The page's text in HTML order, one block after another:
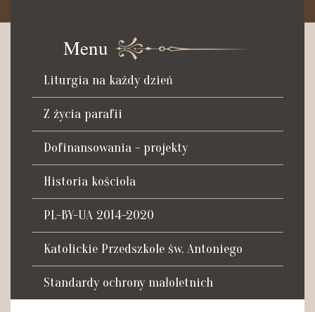
Czynna od poniedziałku do soboty do godz. 8.30 oraz po Mszy
św. wieczornej do godz. 18.00.
Telefon dyżurny: +48 665 034 305
Zwiedzanie kościoła i ekspozycji muzealnej:
kustosz-przewodnik
Roman Postek + 48 667 684 406
Parafia św. Piotra z Alkantary
i św. Antoniego z Padwy
Tadeusza Kościuszki 27a
07-100 Węgrów
e-mail:rkosk@op.pl; wegrow.klasztor@drohiczynska.pl
Numer konta:
59 9236 0008 0012 8645 2000 0010
Menu
Liturgia na każdy dzień
Z życia parafii
Dofinansowania - projekty
Historia kościoła
PL-BY-UA 2014-2020
Katolickie Przedszkole św. Antoniego
Standardy ochrony małoletnich